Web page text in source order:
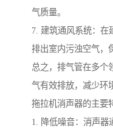
气质量。
7. 建筑通风系统：在
排出室内污浊空气，
总之，排气管在多个
气有效排放，减少环
拖拉机消声器的主要
1. 降低噪音：消声器